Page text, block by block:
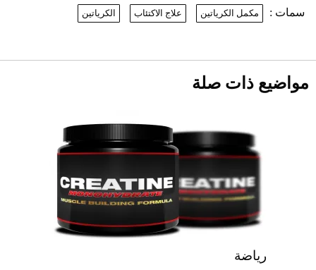
أغلى 10 عطور في العالم للرجال تمنحك فخامة
استثنائية
Comeback" في جدة (فيديو)
2026-07-25
"بوجاتي ميسترال" الاستثنائية للبيع في
مزاد مونتيري
سمات : مكمل الكرياتين علاج الاكتئاب الكرياتين
مواضيع ذات صلة
رياضة